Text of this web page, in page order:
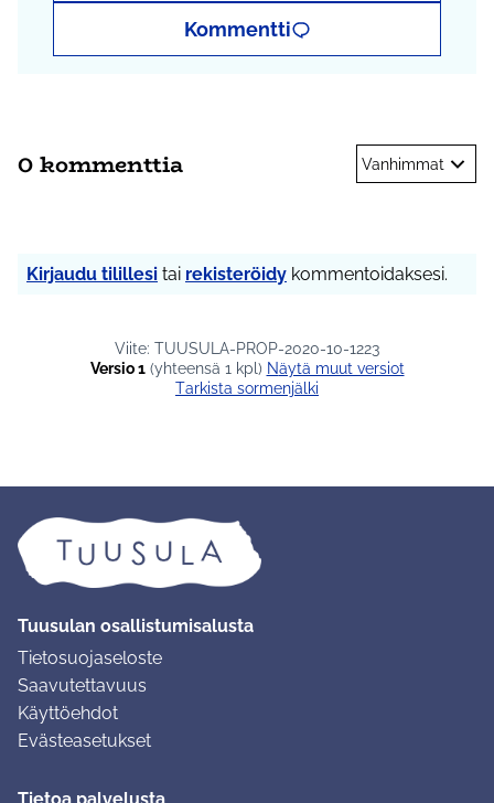
Kommentti
0 kommenttia Vanhimmat
Kirjaudu tilillesi tai rekisteröidy kommentoidaksesi.
Viite: TUUSULA-PROP-2020-10-1223
Versio 1(yhteensä 1 kpl)
näytä muut versiot
Tarkista sormenjälki
Tuusulan osallistumisalusta
Tietosuojaseloste
Saavutettavuus
Käyttöehdot
Evästeasetukset